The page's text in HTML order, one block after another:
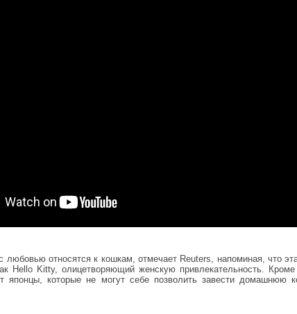
любовью относятся к кошкам, отмечает Reuters, напоминая, что
Hello Kitty, олицетворяющий женскую привлекательность.
которые не могут себе позволить завести домашнюю